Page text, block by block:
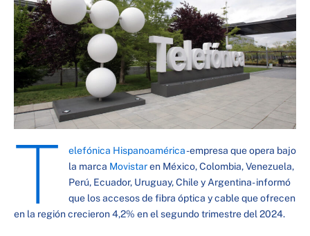
T elefónica Hispanoamérica-empresa que opera bajo
la marca Movistaren México, Colombia, Venezuela,
Perú, Ecuador, Uruguay, Chile y Argentina- informó
que los accesos de fibra óptica y cable que ofrecen
en la región crecieron 4,2% en el segundo trimestre del 2024.